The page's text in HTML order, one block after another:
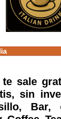
te sale
sin
Bar,